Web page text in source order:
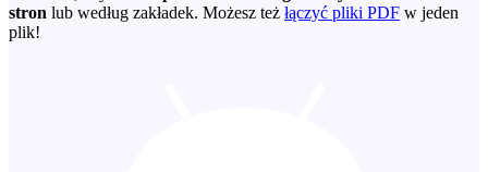
stron lub według zakładek. Możesz też łączyć pliki PDF w jeden
plik!